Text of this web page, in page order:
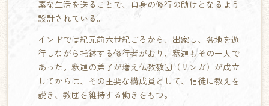
素な生活を送ることで、自身の修行の助けとなるよう
設計されている。
インドでは紀元前六世紀ごろから、出家し、各地を遊
行しながら托鉢する修行者がおり、釈迦もその一人で
あった。釈迦の弟子が増え仏教教団（サンガ）が成立
してからは、その主要な構成員として、信徒に教えを
説き、教団を維持する働きをもつ。